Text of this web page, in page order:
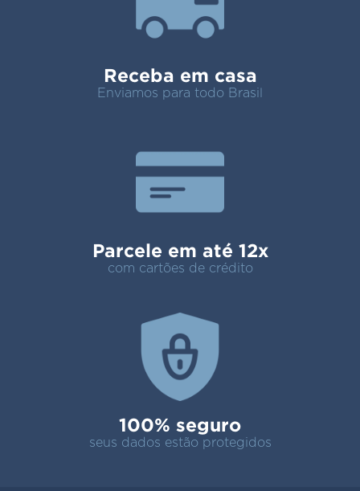
Receba em casa
Enviamos para todo Brasil
Parcele em até 12x
com cartões de crédito
100% seguro
seus dados estão protegidos